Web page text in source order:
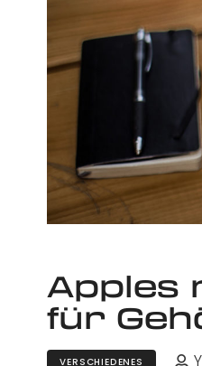
Apples
für
VERSCHIEDENES